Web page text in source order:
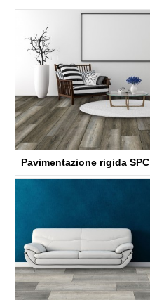
ABA
Pavimentazione rigida SPC